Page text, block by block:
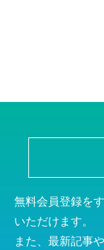
無料会員登録を
いただけます。
また、最新記事